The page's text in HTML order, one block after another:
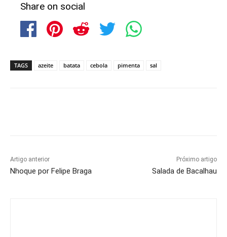
Share on social
TAGS azeite batata cebola pimenta sal
Artigo anterior
Nhoque por Felipe Braga
Próximo artigo
Salada de Bacalhau